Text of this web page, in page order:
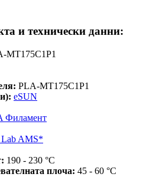
и технически данни:
MT175C1P1
PLA-MT175C1P1
eSUN
Филамент
Lab AMS*
190 - 230 °C
плоча: 45 - 60 °C